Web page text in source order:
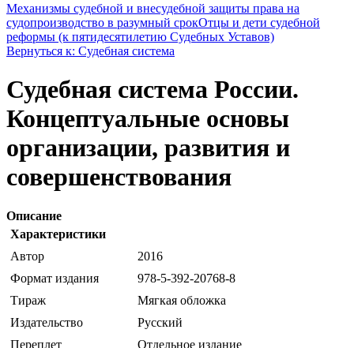
Механизмы судебной и внесудебной защиты права на
судопроизводство в разумный срокОтцы и дети судебной
реформы (к пятидесятилетию Судебных Уставов)
Вернуться к: Судебная система
Судебная система России.
Концептуальные основы
организации, развития и
совершенствования
Описание
Характеристики
Автор
2016
Формат издания
978-5-392-20768-8
Тираж
Мягкая обложка
Издательство
Русский
Переплет
Отдельное издание